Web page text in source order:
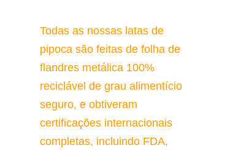
Todas as nossas latas de
pipoca são feitas de folha de
flandres metálica 100%
reciclável de grau alimentício
seguro, e obtiveram
certificações internacionais
completas, incluindo FDA,